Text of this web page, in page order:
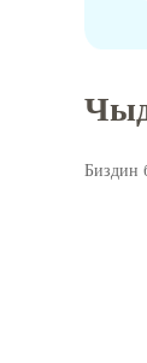
Биздин